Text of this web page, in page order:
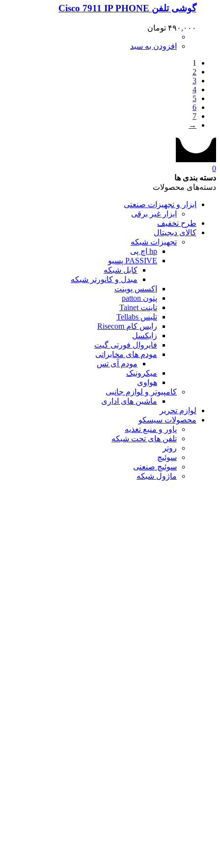
گوشی تلفن Cisco 7911 IP PHONE
۴۹۰,۰۰۰ تومان
افزودن به سبد
1
2
3
4
5
6
7
→
0
دسته بندی ها
دسته‌های محصولات
ابزار و تجهیزات صنعتی
ابزار غیر برقی
طرح تخفیف
کالای دیجیتال
تجهیزات شبکه
hp اچ پی
PASSIVE پسیو
کابل شبکه
مبدل و کانورتر شبکه
اکسس پوینت
پتون patton
تاینت Tainet
تلبس Tellabs
رایس کام Risecom
زایکسل
فایروال فورتی گیت
مودم های مخابراتی
مودم آی تس
میکروتیک
هواوی
کامپیوتر و لوازم جانبی
ماشین های اداری
لوازم تحریر
محصولات سیسکو
پاور و منبع تغذیه
تلفن های تحت شبکه
روتر
سوئیچ
سوئیچ صنعتی
ماژول شبکه